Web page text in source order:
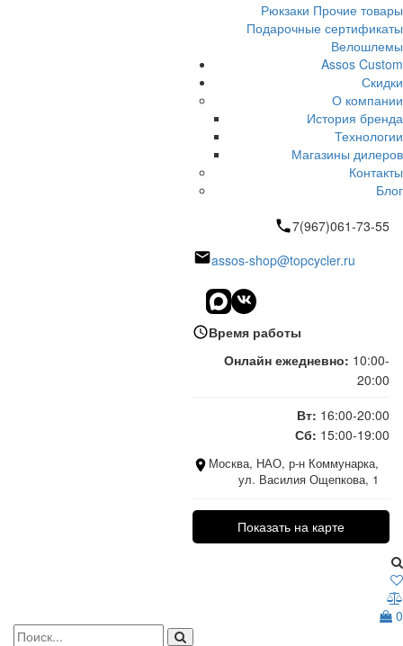
Рюкзаки Прочие товары
Подарочные сертификаты
Велошлемы
Assos Custom
Скидки
О компании
История бренда
Технологии
Магазины дилеров
Контакты
Блог
7(967)061-73-55
assos-shop@topcycler.ru
Время работы
Онлайн ежедневно: 10:00-
20:00
Вт: 16:00-20:00
Сб: 15:00-19:00
Москва, НАО, р-н Коммунарка,
ул. Василия Ощепкова, 1
Показать на карте
0